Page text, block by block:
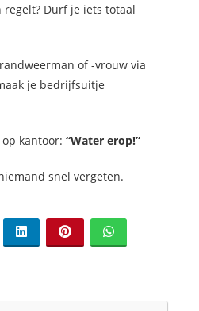
Durf je iets totaal
of -vrouw via
je bedrijfsuitje
kantoor: “Water erop!”
snel vergeten.